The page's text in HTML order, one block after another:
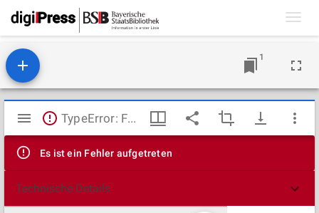
1
Mirador
Viewer
TypeError: Failed to fetch
Es ist ein Fehler aufgetreten
Technische Details